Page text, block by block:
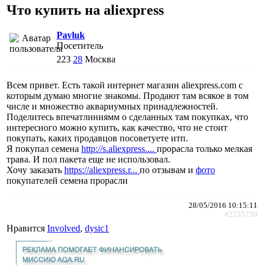
Что купить на aliexpress
Pavluk
Посетитель
223 28 Москва
Всем привет. Есть такой интернет магазин aliexpress.com с
которым думаю многие знакомы. Продают там всякое в том
числе и множество аквариумных принадлежностей.
Поделитесь впечатлиниямм о сделанных там покупках, что
интересного можно купить, как качество, что не стоит
покупать, каких продавцов посоветуете итп.
Я покупал семена http://s.aliexpress.... прорасла только мелкая
трава. И пол пакета еще не использовал.
Хочу заказать https://aliexpress.r... по отзывам и фото
покупателей семена прорасли
28/05/2016 10:15:11
#2235759
Нравится Involved, dysic1